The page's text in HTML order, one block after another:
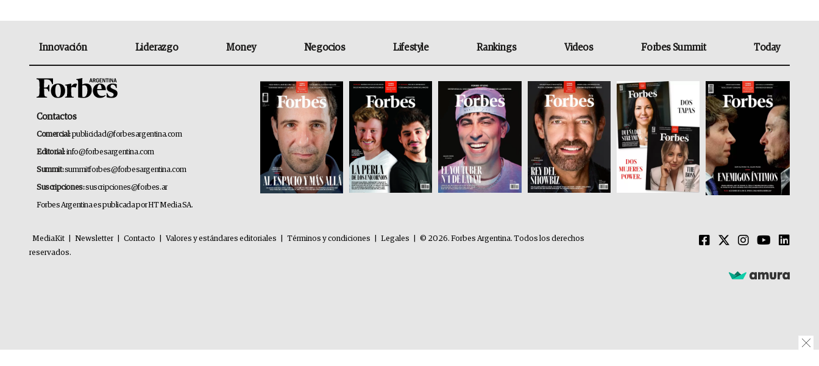
Innovación Liderazgo Money Negocios Lifestyle Rankings Videos Forbes Summit Today
Contactos
Comercial:publicidad@forbesargentina.com
Editorial:info@forbesargentina.com
Summit:summitforbes@forbesargentina.com
Suscripciones:suscripciones@forbes.ar
Forbes Argentina es publicada por HT Media SA.
MediaKit Newsletter Contacto Valores y estándares editoriales Términos y condiciones Legales
© 2026. Forbes Argentina. Todos los derechos
reservados.